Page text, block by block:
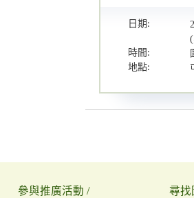
日期:
時間:
地點:
參與推廣活動 / 尋找